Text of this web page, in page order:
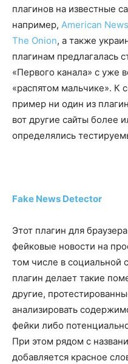
плагинов на известные
например, American News
The Onion, а также
плагинам предлагалась
«Первого канала» с уже
«распятом мальчике». К
пример ни один из
вот другие сайты более
определялись
Fake News Detector
Этот плагин для
фейковые новости на
том числе в социальной
плагин делает такие
другие,
анализировать
фейки либо
При этом рядом с
добавляется красное